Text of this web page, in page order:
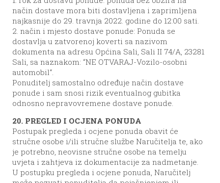
način dostave mora biti dostavljena i zaprimljena
najkasnije do 29. travnja 2022. godine do 12:00 sati.
2. način i mjesto dostave ponude: Ponuda se
dostavlja u zatvorenoj koverti sa nazivom
dokumenta na adresu Općina Sali, Sali II 74/A, 23281
Sali, sa naznakom: “NE OTVARAJ-Vozilo-osobni
automobil“.
Ponuditelj samostalno određuje način dostave
ponude i sam snosi rizik eventualnog gubitka
odnosno nepravovremene dostave ponude.
20. PREGLED I OCJENA PONUDA
Postupak pregleda i ocjene ponuda obavit će
stručne osobe i/ili stručne službe Naručitelja te, ako
je potrebno, neovisne stručne osobe na temelju
uvjeta i zahtjeva iz dokumentacije za nadmetanje.
U postupku pregleda i ocjene ponuda, Naručitelj